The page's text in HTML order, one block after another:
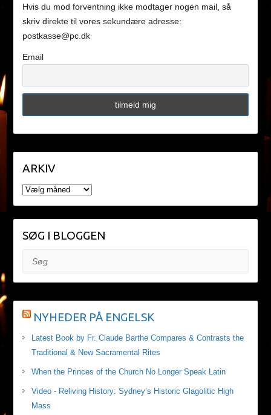
Hvis du mod forventning ikke modtager nogen mail, så
skriv direkte til vores sekundære adresse:
postkasse@pc.dk
Email
ARKIV
ARKIV
SØG I BLOGGEN
Søg
NYHEDER PÅ ENGELSK
Latest Book by Fr. Claude Barthe Compares & Contrasts the
Traditional & New Sacramental Rites
When the Princes of the Church No Longer Speak Latin
Video - Reliving History: Sydney’s Historic Glagolitic High
Mass